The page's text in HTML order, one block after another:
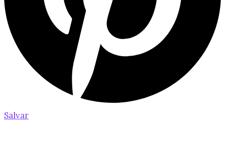
Salvar